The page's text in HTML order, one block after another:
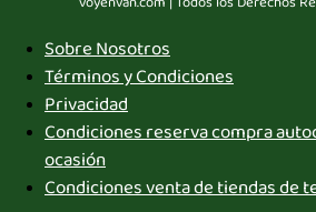
Sobre Nosotros
Términos y Condiciones
Privacidad
Condiciones reserva compra
ocasión
Condiciones venta de tiendas de